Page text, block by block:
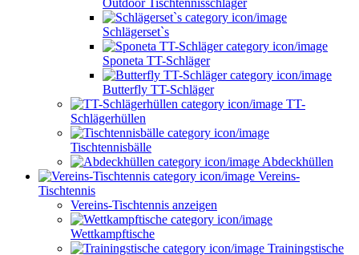
Schlägerset`s
Sponeta TT-Schläger
Butterfly TT-Schläger
TT-
Schlägerhüllen
Tischtennisbälle
Abdeckhüllen
Vereins-
Tischtennis
Vereins-Tischtennis anzeigen
Wettkampftische
Trainingstische